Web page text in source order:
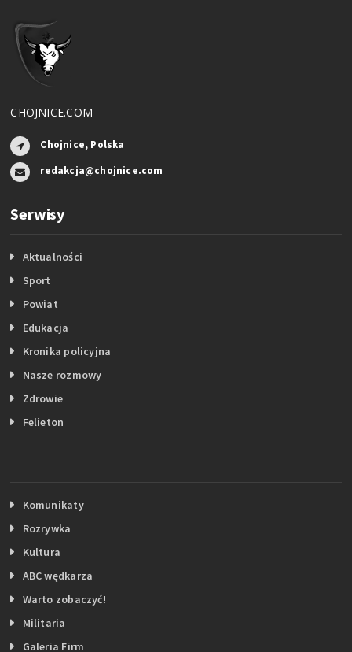
CHOJNICE.COM
Chojnice, Polska
redakcja@chojnice.com
Serwisy
Aktualności
Sport
Powiat
Edukacja
Kronika policyjna
Nasze rozmowy
Zdrowie
Felieton
Komunikaty
Rozrywka
Kultura
ABC wędkarza
Warto zobaczyć!
Militaria
Galeria Firm